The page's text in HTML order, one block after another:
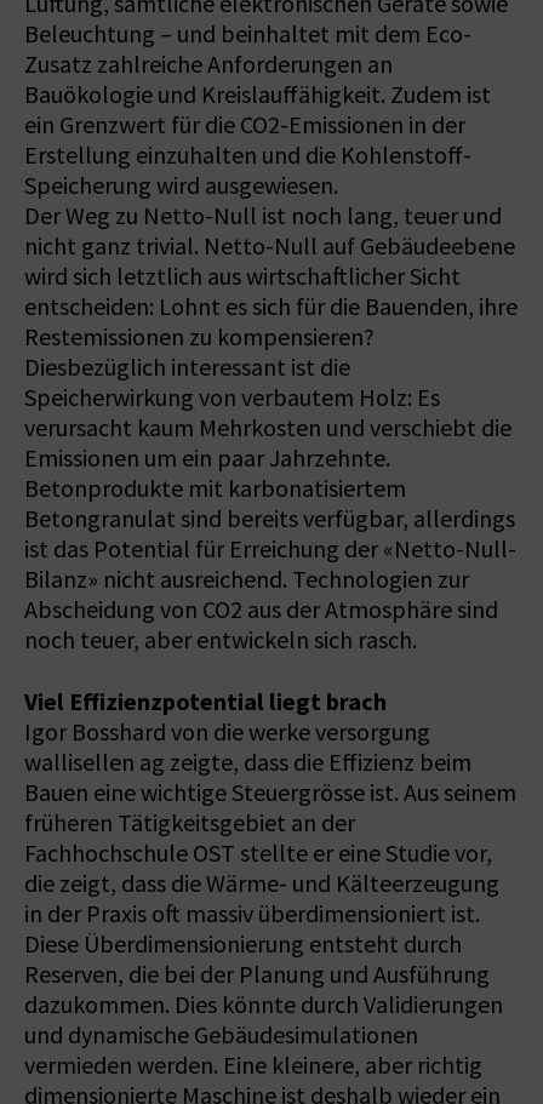
Beleuchtung – und beinhaltet mit dem Eco-
Zusatz zahlreiche Anforderungen an
Bauökologie und Kreislauffähigkeit. Zudem ist
ein Grenzwert für die CO2-Emissionen in der
Erstellung einzuhalten und die Kohlenstoff-
Speicherung wird ausgewiesen.
Der Weg zu Netto-Null ist noch lang, teuer und
nicht ganz trivial. Netto-Null auf Gebäudeebene
wird sich letztlich aus wirtschaftlicher Sicht
entscheiden: Lohnt es sich für die Bauenden, ihre
Restemissionen zu kompensieren?
Diesbezüglich interessant ist die
Speicherwirkung von verbautem Holz: Es
verursacht kaum Mehrkosten und verschiebt die
Emissionen um ein paar Jahrzehnte.
Betonprodukte mit karbonatisiertem
Betongranulat sind bereits verfügbar, allerdings
ist das Potential für Erreichung der «Netto-Null-
Bilanz» nicht ausreichend. Technologien zur
Abscheidung von CO2 aus der Atmosphäre sind
noch teuer, aber entwickeln sich rasch.
Viel Effizienzpotential liegt brach
Igor Bosshard von die werke versorgung
wallisellen ag zeigte, dass die Effizienz beim
Bauen eine wichtige Steuergrösse ist. Aus seinem
früheren Tätigkeitsgebiet an der
Fachhochschule OST stellte er eine Studie vor,
die zeigt, dass die Wärme- und Kälteerzeugung
in der Praxis oft massiv überdimensioniert ist.
Diese Überdimensionierung entsteht durch
Reserven, die bei der Planung und Ausführung
dazukommen. Dies könnte durch Validierungen
und dynamische Gebäudesimulationen
vermieden werden. Eine kleinere, aber richtig
dimensionierte Maschine ist deshalb wieder ein